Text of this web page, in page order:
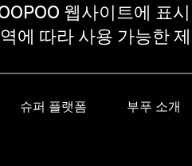
웹사이트에 표
에 따라 사용 가능한
슈퍼 플랫폼 부푸 소개